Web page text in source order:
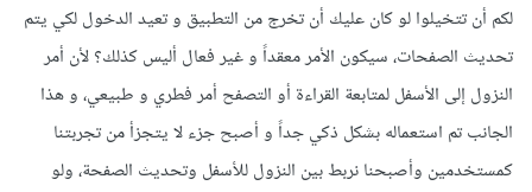
لكم أن تتخيلوا لو كان عليك أن تخرج من التطبيق و تعيد الدخول لكي يتم
تحديث الصفحات، سيكون الأمر معقداً و غير فعال أليس كذلك؟ لأن أمر
النزول إلى الأسفل لمتابعة القراءة أو التصفح أمر فطري و طبيعي، و هذا
الجانب تم استعماله بشكل ذكي جداً و أصبح جزء لا يتجزأ من تجربتنا
كمستخدمين وأصبحنا نربط بين النزول للأسفل وتحديث الصفحة، ولو